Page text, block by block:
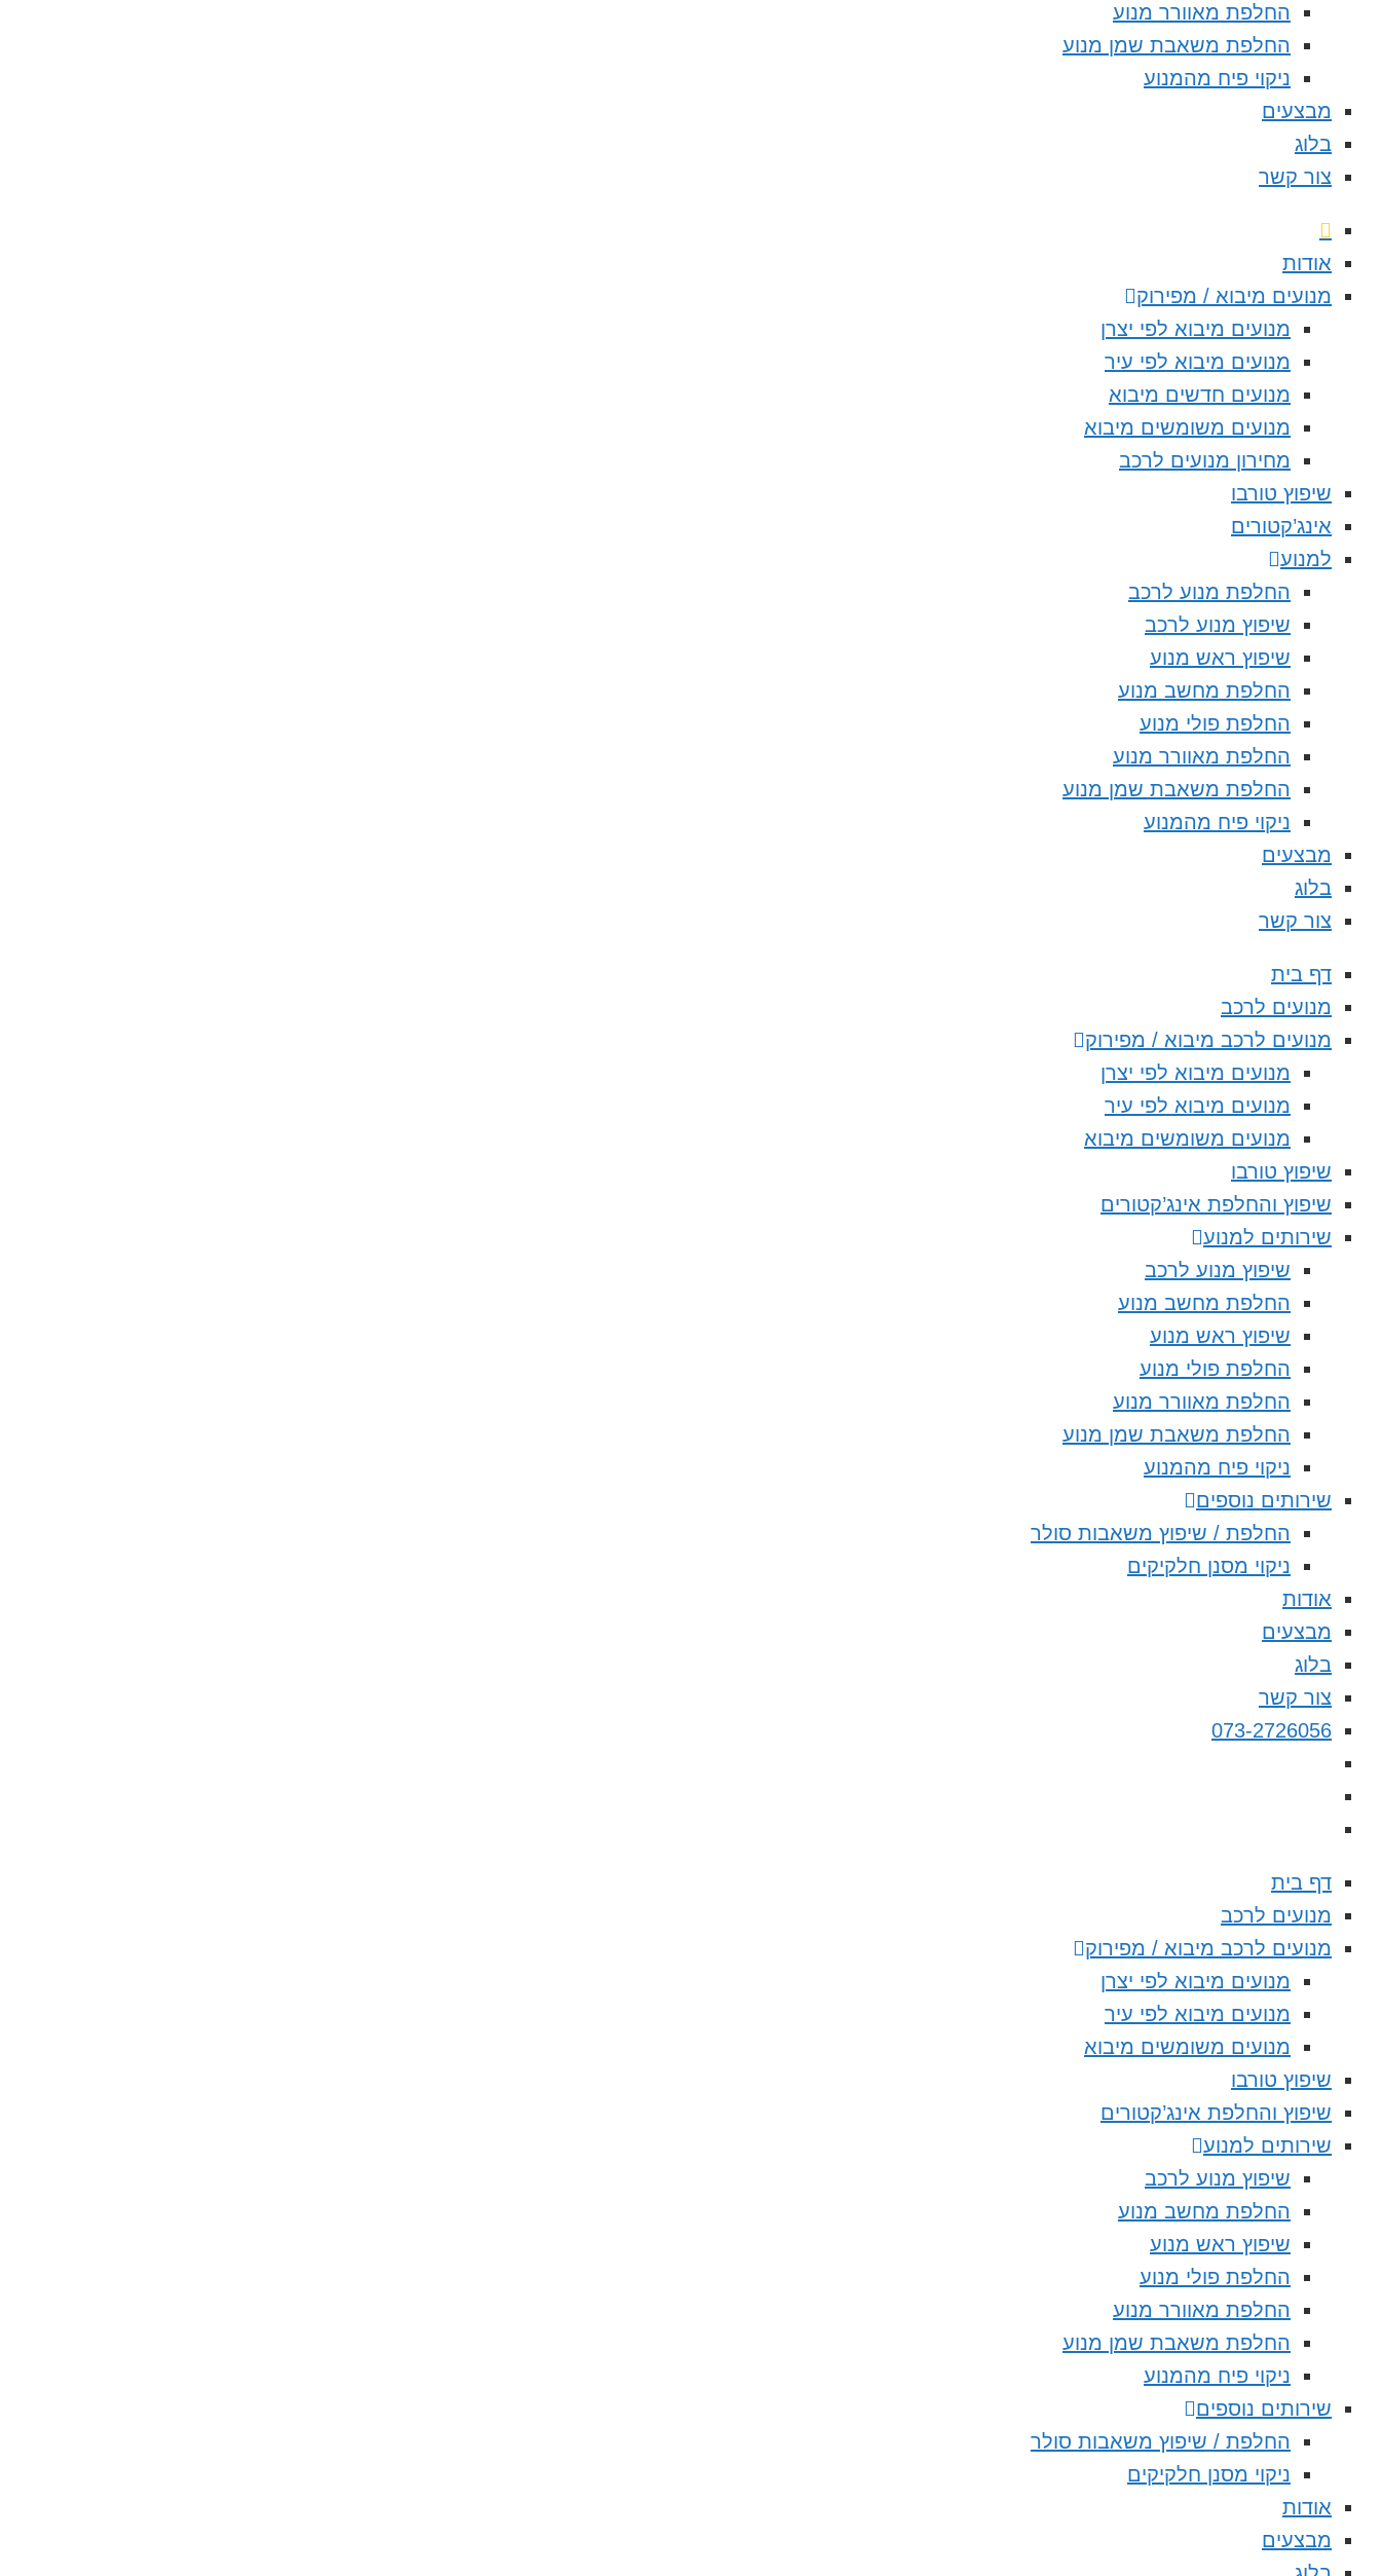
החלפת מאוורר מנוע
החלפת משאבת שמן מנוע
ניקוי פיח מהמנוע
מבצעים
בלוג
צור קשר
אודות
מנועים מיבוא / מפירוק
מנועים מיבוא לפי יצרן
מנועים מיבוא לפי עיר
מנועים חדשים מיבוא
מנועים משומשים מיבוא
מחירון מנועים לרכב
שיפוץ טורבו
אינג’קטורים
למנוע
החלפת מנוע לרכב
שיפוץ מנוע לרכב
שיפוץ ראש מנוע
החלפת מחשב מנוע
החלפת פולי מנוע
החלפת מאוורר מנוע
החלפת משאבת שמן מנוע
ניקוי פיח מהמנוע
מבצעים
בלוג
צור קשר
דף בית
מנועים לרכב
מנועים לרכב מיבוא / מפירוק
מנועים מיבוא לפי יצרן
מנועים מיבוא לפי עיר
מנועים משומשים מיבוא
שיפוץ טורבו
שיפוץ והחלפת אינג’קטורים
שירותים למנוע
שיפוץ מנוע לרכב
החלפת מחשב מנוע
שיפוץ ראש מנוע
החלפת פולי מנוע
החלפת מאוורר מנוע
החלפת משאבת שמן מנוע
ניקוי פיח מהמנוע
שירותים נוספים
החלפת / שיפוץ משאבות סולר
ניקוי מסנן חלקיקים
אודות
מבצעים
בלוג
צור קשר
073-2726056
דף בית
מנועים לרכב
מנועים לרכב מיבוא / מפירוק
מנועים מיבוא לפי יצרן
מנועים מיבוא לפי עיר
מנועים משומשים מיבוא
שיפוץ טורבו
שיפוץ והחלפת אינג’קטורים
שירותים למנוע
שיפוץ מנוע לרכב
החלפת מחשב מנוע
שיפוץ ראש מנוע
החלפת פולי מנוע
החלפת מאוורר מנוע
החלפת משאבת שמן מנוע
ניקוי פיח מהמנוע
שירותים נוספים
החלפת / שיפוץ משאבות סולר
ניקוי מסנן חלקיקים
אודות
מבצעים